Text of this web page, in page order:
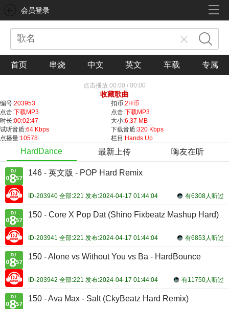
会员登录
首页 串烧 中文 英文 车载 专属
点击播放 00:00 / 00:00
收藏歌曲
编号:203953 扣币:2H币
点击:下载MP3 点击:下载MP3
时长:00:02:47 大小:6.37 MB
试听音质:64 Kbps 下载音质:320 Kbps
点播量:10578 栏目:Hands Up
HardDance 最新上传 嗨友在听
146 - 英文版 - POP Hard Remix
有6308人听过
ID-203940 全部:221 发布:2024-04-17 01:44:04
150 - Core X Pop Dat (Shino Fixbeatz Mashup Hard)
有6853人听过
ID-203941 全部:221 发布:2024-04-17 01:44:04
150 - Alone vs Without You vs Ba - HardBounce
有11750人听过
ID-203942 全部:221 发布:2024-04-17 01:44:04
150 - Ava Max - Salt (CkyBeatz Hard Remix)